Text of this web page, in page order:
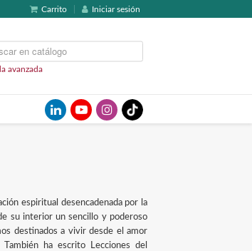
Carrito Iniciar sesión
avanzada
espiritual desencadenada por la
su interior un sencillo y poderoso
destinados a vivir desde el amor
ha escrito Lecciones del